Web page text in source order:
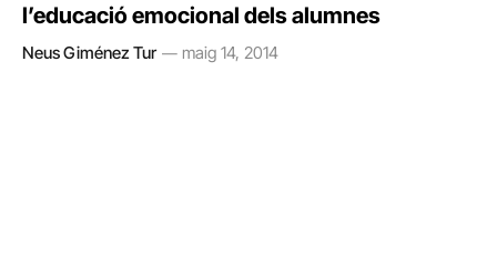
l’educació emocional dels alumnes
Neus Giménez Tur maig 14, 2014